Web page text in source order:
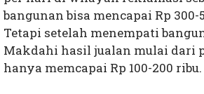
bangunan bisa mencapai Rp
Tetapi setelah menempati
Makdahi hasil jualan mulai dari
hanya memcapai Rp 100-200 ribu.